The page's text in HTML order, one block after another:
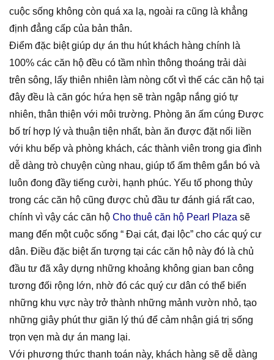
cuộc sống không còn quá xa lạ, ngoài ra cũng là khẳng
định đẳng cấp của bản thân.
Điểm đặc biệt giúp dự án thu hút khách hàng chính là
100% các căn hộ đều có tầm nhìn thông thoáng trải dài
trên sông, lấy thiên nhiên làm nòng cốt vì thế các căn hộ tại
đây đều là căn góc hứa hẹn sẽ tràn ngập nắng gió tự
nhiên, thân thiện với môi trường. Phòng ăn ấm cúng Được
bố trí hợp lý và thuận tiện nhất, bàn ăn được đặt nối liền
với khu bếp và phòng khách, các thành viên trong gia đình
dễ dàng trò chuyện cùng nhau, giúp tổ ấm thêm gắn bó và
luôn đong đầy tiếng cười, hạnh phúc. Yếu tố phong thủy
trong các căn hộ cũng được chủ đầu tư đánh giá rất cao,
chính vì vậy các căn hộ Cho thuê căn hộ Pearl Plaza sẽ
mang đến một cuộc sống “ Đại cát, đại lộc” cho các quý cư
dân. Điều đặc biệt ấn tượng tại các căn hộ này đó là chủ
đầu tư đã xây dựng những khoảng không gian ban công
tương đối rộng lớn, nhờ đó các quý cư dân có thể biến
những khu vực này trở thành những mảnh vườn nhỏ, tạo
những giây phút thư giãn lý thú để cảm nhận giá trị sống
trọn vẹn mà dự án mang lại.
Với phương thức thanh toán này, khách hàng sẽ dễ dàng